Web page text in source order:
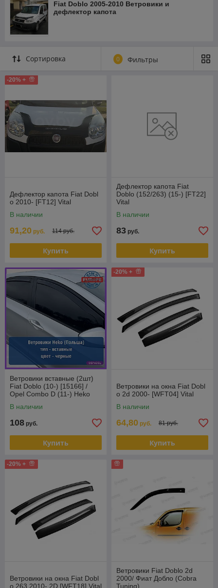
Fiat Doblo 2005-2010 Ветровики и
дефлектор капота
Сортировка 0 Фильтры
-20% +
Дефлектор капота Fiat Dobl
o 2010- [FT12] Vital
В наличии
91,20 руб. 114 руб.
Купить
Дефлектор капота Fiat
Doblo (152/263) (15-) [FT22]
Vital
В наличии
83 руб.
Купить
Ветровики вставные (2шт)
Fiat Doblo (10-) [15166] /
Opel Combo D (11-) Heko
В наличии
108 руб.
Купить
-20% +
Ветровики на окна Fiat Dobl
o 2d 2000- [WFT04] Vital
В наличии
64,80 руб. 81 руб.
Купить
-20% +
Ветровики на окна Fiat Dobl
o 263 2010- 2D [WFT18] Vital
Ветровики Fiat Doblo 2d
2000/ Фиат Добло (Cobra
Tuning)